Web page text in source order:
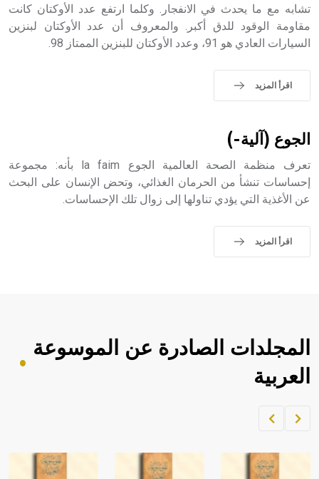
- هل تعلم أن الأبجدية الكنعانية تتألف من /22/ علامة كتابية
sign تكتب منفصلة غير متصلة، وتعتمد المبدأ الأكوروفوني،
تشابه مع ما يحدث في الانفجار. وكلما ارتفع عدد الأوكتان كانت
مقاومة الوقود للدق أكبر. والمعروف أن عدد الأوكتان لبنزين
السيارات العادي هو 91، وعدد الأوكتان للبنزين الممتاز 98.
اقرأ المزيد
الجوع (آلية-)
تعرف منظمة الصحة العالمية الجوع la faim بأنه: مجموعة
إحساسات تنشأ من الحرمان الغذائي، وتحض الإنسان على البحث
عن الأغذية التي يؤدي تناولها إلى زوال تلك الإحساسات.
اقرأ المزيد
المجلدات الصادرة عن الموسوعة
العربية